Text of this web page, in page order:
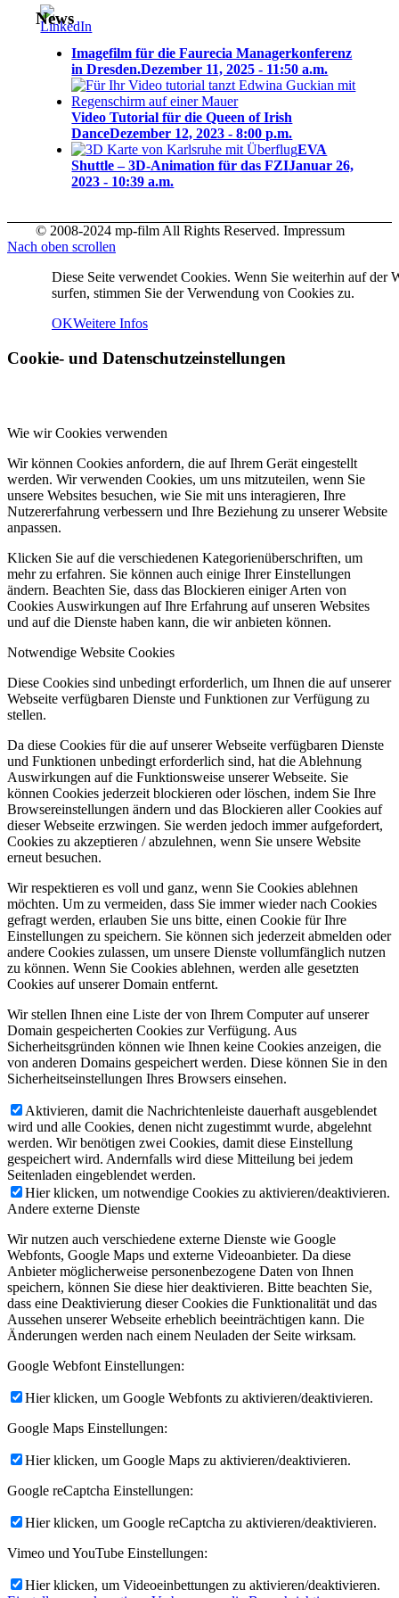
News
Imagefilm für die Faurecia Managerkonferenz
in Dresden.Dezember 11, 2025 - 11:50 a.m.
Video Tutorial für die Queen of Irish
DanceDezember 12, 2023 - 8:00 p.m.
EVA
Shuttle – 3D-Animation für das FZIJanuar 26,
2023 - 10:39 a.m.
© 2008-2024 mp-film All Rights Reserved. Impressum
Nach oben scrollen
Diese Seite verwendet Cookies. Wenn Sie weiterhin auf der
surfen, stimmen Sie der Verwendung von Cookies zu.
OKWeitere Infos
Cookie- und Datenschutzeinstellungen
Wie wir Cookies verwenden
Wir können Cookies anfordern, die auf Ihrem Gerät eingestellt
werden. Wir verwenden Cookies, um uns mitzuteilen, wenn Sie
unsere Websites besuchen, wie Sie mit uns interagieren, Ihre
Nutzererfahrung verbessern und Ihre Beziehung zu unserer Website
anpassen.
Klicken Sie auf die verschiedenen Kategorienüberschriften, um
mehr zu erfahren. Sie können auch einige Ihrer Einstellungen
ändern. Beachten Sie, dass das Blockieren einiger Arten von
Cookies Auswirkungen auf Ihre Erfahrung auf unseren Websites
und auf die Dienste haben kann, die wir anbieten können.
Notwendige Website Cookies
Diese Cookies sind unbedingt erforderlich, um Ihnen die auf unserer
Webseite verfügbaren Dienste und Funktionen zur Verfügung zu
stellen.
Da diese Cookies für die auf unserer Webseite verfügbaren Dienste
und Funktionen unbedingt erforderlich sind, hat die Ablehnung
Auswirkungen auf die Funktionsweise unserer Webseite. Sie
können Cookies jederzeit blockieren oder löschen, indem Sie Ihre
Browsereinstellungen ändern und das Blockieren aller Cookies auf
dieser Webseite erzwingen. Sie werden jedoch immer aufgefordert,
Cookies zu akzeptieren / abzulehnen, wenn Sie unsere Website
erneut besuchen.
Wir respektieren es voll und ganz, wenn Sie Cookies ablehnen
möchten. Um zu vermeiden, dass Sie immer wieder nach Cookies
gefragt werden, erlauben Sie uns bitte, einen Cookie für Ihre
Einstellungen zu speichern. Sie können sich jederzeit abmelden oder
andere Cookies zulassen, um unsere Dienste vollumfänglich nutzen
zu können. Wenn Sie Cookies ablehnen, werden alle gesetzten
Cookies auf unserer Domain entfernt.
Wir stellen Ihnen eine Liste der von Ihrem Computer auf unserer
Domain gespeicherten Cookies zur Verfügung. Aus
Sicherheitsgründen können wie Ihnen keine Cookies anzeigen, die
von anderen Domains gespeichert werden. Diese können Sie in den
Sicherheitseinstellungen Ihres Browsers einsehen.
Aktivieren, damit die Nachrichtenleiste dauerhaft ausgeblendet
wird und alle Cookies, denen nicht zugestimmt wurde, abgelehnt
werden. Wir benötigen zwei Cookies, damit diese Einstellung
gespeichert wird. Andernfalls wird diese Mitteilung bei jedem
Seitenladen eingeblendet werden.
Hier klicken, um notwendige Cookies zu aktivieren/deaktivieren.
Andere externe Dienste
Wir nutzen auch verschiedene externe Dienste wie Google
Webfonts, Google Maps und externe Videoanbieter. Da diese
Anbieter möglicherweise personenbezogene Daten von Ihnen
speichern, können Sie diese hier deaktivieren. Bitte beachten Sie,
dass eine Deaktivierung dieser Cookies die Funktionalität und das
Aussehen unserer Webseite erheblich beeinträchtigen kann. Die
Änderungen werden nach einem Neuladen der Seite wirksam.
Google Webfont Einstellungen:
Hier klicken, um Google Webfonts zu aktivieren/deaktivieren.
Google Maps Einstellungen:
Hier klicken, um Google Maps zu aktivieren/deaktivieren.
Google reCaptcha Einstellungen:
Hier klicken, um Google reCaptcha zu aktivieren/deaktivieren.
Vimeo und YouTube Einstellungen:
Hier klicken, um Videoeinbettungen zu aktivieren/deaktivieren.